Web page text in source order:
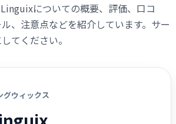
についての概要、評価、口コ
、注意点などを紹介しています。サー
てください。
グウィックス